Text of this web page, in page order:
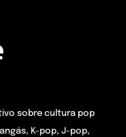
sobre cultura pop
K-pop, J-pop,